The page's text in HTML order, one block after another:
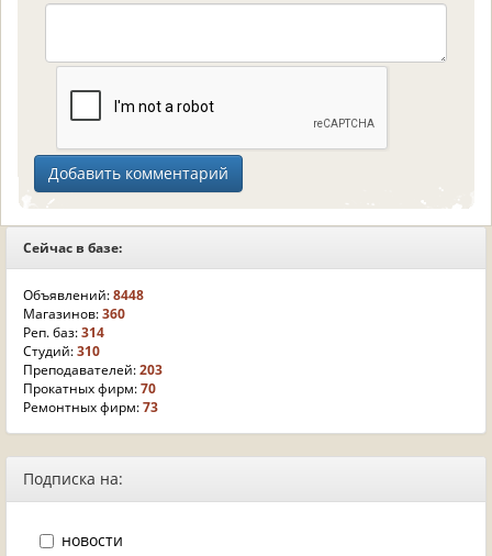
Сейчас в базе:
Объявлений:8448
Магазинов:360
Реп. баз:314
Студий:310
Преподавателей:203
Прокатных фирм:70
Ремонтных фирм:73
Подписка на:
новости